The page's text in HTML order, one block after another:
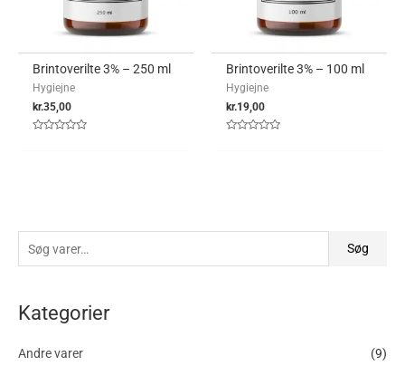
Søg
Kategorier
Andre varer
(9)
Brintoverilte 3% – 250 ml
Hygiejne
kr.35,00
Brintoverilte 3% – 100 ml
Hygiejne
kr.19,00